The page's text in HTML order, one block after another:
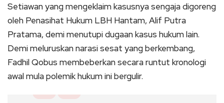
Setiawan yang mengeklaim kasusnya sengaja digoreng
oleh Penasihat Hukum LBH Hantam, Alif Putra
Pratama, demi menutupi dugaan kasus hukum lain.
Demi meluruskan narasi sesat yang berkembang,
Fadhil Qobus membeberkan secara runtut kronologi
awal mula polemik hukum ini bergulir.